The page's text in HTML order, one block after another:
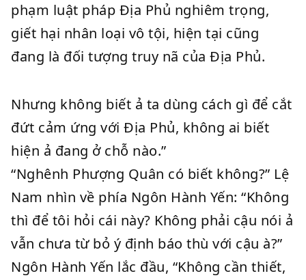
phạm luật pháp Địa Phủ nghiêm trọng,
giết hại nhân loại vô tội, hiện tại cũng
đang là đối tượng truy nã của Địa Phủ.
Nhưng không biết ả ta dùng cách gì để cắt
đứt cảm ứng với Địa Phủ, không ai biết
hiện ả đang ở chỗ nào.”
“Nghênh Phượng Quân có biết không?” Lệ
Nam nhìn về phía Ngôn Hành Yến: “Không
thì để tôi hỏi cái này? Không phải cậu nói ả
vẫn chưa từ bỏ ý định báo thù với cậu à?”
Ngôn Hành Yến lắc đầu, “Không cần thiết,